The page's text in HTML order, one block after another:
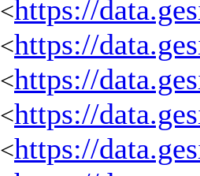
<https://
<https://
<https://
<https://
<https://